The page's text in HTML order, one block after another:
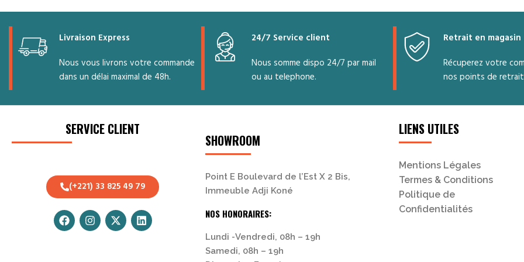
Livraison Express
Nous vous livrons votre commande
dans un délai maximal de 48h.
24/7 Service client
Nous somme dispo 24/7 par mail
ou au telephone.
Retrait en magasin
Récuperez votre
nos points de
SERVICE CLIENT
(+221) 33 825 49 79
SHOWROOM
Point E Boulevard de l’Est X 2 Bis,
Immeuble Adji Koné
NOS HONORAIRES:
Lundi -Vendredi, 08h – 19h
Samedi, 08h – 19h
LIENS UTILES
Mentions Légales
Termes & Conditions
Politique de
Confidentialités